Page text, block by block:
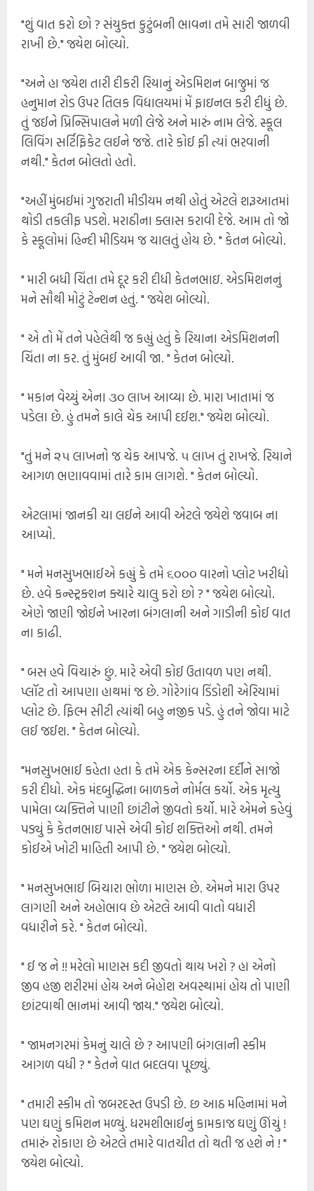
"શું વાત કરો છો ? સંયુક્ત કુટુંબની ભાવના તમે સારી જાળવી
રાખી છે." જયેશ બોલ્યો.
"અને હા જયેશ તારી દીકરી રિયાનું એડમિશન બાજુમાં જ
હનુમાન રોડ ઉપર તિલક વિદ્યાલયમાં મેં ફાઇનલ કરી દીધું છે.
તું જઈને પ્રિન્સિપાલને મળી લેજે અને મારું નામ લેજે. સ્કૂલ
લિવિંગ સર્ટિફિકેટ લઈને જજે. તારે કોઈ ફી ત્યાં ભરવાની
નથી." કેતન બોલતો હતો.
"અહીં મુંબઈમાં ગુજરાતી મીડીયમ નથી હોતું એટલે શરૂઆતમાં
થોડી તકલીફ પડશે. મરાઠીના ક્લાસ કરાવી દેજે. આમ તો જો
કે સ્કૂલોમાં હિન્દી મીડિયમ જ ચાલતું હોય છે. " કેતન બોલ્યો.
" મારી બધી ચિંતા તમે દૂર કરી દીધી કેતનભાઇ. એડમિશનનું
મને સૌથી મોટું ટેન્શન હતું. " જયેશ બોલ્યો.
" એ તો મેં તને પહેલેથી જ કહ્યું હતું કે રિયાના એડમિશનની
ચિંતા ના કર. તું મુંબઈ આવી જા. " કેતન બોલ્યો.
" મકાન વેચ્યું એના ૩૦ લાખ આવ્યા છે. મારા ખાતામાં જ
પડેલા છે. હું તમને કાલે ચેક આપી દઈશ." જયેશ બોલ્યો.
"તું મને ૨૫ લાખનો જ ચેક આપજે. ૫ લાખ તું રાખજે. રિયાને
આગળ ભણાવવામાં તારે કામ લાગશે. " કેતન બોલ્યો.
એટલામાં જાનકી ચા લઈને આવી એટલે જયેશે જવાબ ના
આપ્યો.
" મને મનસુખભાઈએ કહ્યું કે તમે ૬૦૦૦ વારનો પ્લોટ ખરીદ્યો
છે. હવે કન્સ્ટ્રક્શન ક્યારે ચાલુ કરો છો ? " જયેશ બોલ્યો.
એણે જાણી જોઈને ખારના બંગલાની અને ગાડીની કોઈ વાત
ના કાઢી.
" બસ હવે વિચારું છું. મારે એવી કોઈ ઉતાવળ પણ નથી.
પ્લૉટ તો આપણા હાથમાં જ છે. ગોરેગાંવ ડિંડોશી એરિયામાં
પ્લોટ છે. ફિલ્મ સીટી ત્યાંથી બહુ નજીક પડે. હું તને જોવા માટે
લઈ જઈશ. " કેતન બોલ્યો.
"મનસુખભાઈ કહેતા હતા કે તમે એક કેન્સરના દર્દીને સાજો
કરી દીધો. એક મંદબુદ્ધિના બાળકને નોર્મલ કર્યો. એક મૃત્યુ
પામેલા વ્યક્તિને પાણી છાંટીને જીવતો કર્યો. મારે એમને કહેવું
પડ્યું કે કેતનભાઇ પાસે એવી કોઈ શક્તિઓ નથી. તમને
કોઈએ ખોટી માહિતી આપી છે. " જયેશ બોલ્યો.
" મનસુખભાઈ બિચારા ભોળા માણસ છે. એમને મારા ઉપર
લાગણી અને અહોભાવ છે એટલે આવી વાતો વધારી
વધારીને કરે. " કેતન બોલ્યો.
" ઈ જ ને !! મરેલો માણસ કદી જીવતો થાય ખરો ? હા એનો
જીવ હજી શરીરમાં હોય અને બેહોશ અવસ્થામાં હોય તો પાણી
છાંટવાથી ભાનમાં આવી જાય." જયેશ બોલ્યો.
" જામનગરમાં કેમનું ચાલે છે ? આપણી બંગલાની સ્કીમ
આગળ વધી ? " કેતને વાત બદલવા પૂછ્યું.
" તમારી સ્કીમ તો જબરદસ્ત ઉપડી છે. છ આઠ મહિનામાં મને
પણ ઘણું કમિશન મળ્યું. ધરમશીભાઈનું કામકાજ ઘણું ઊંચું !
તમારું રોકાણ છે એટલે તમારે વાતચીત તો થતી જ હશે ને ! "
જયેશ બોલ્યો.